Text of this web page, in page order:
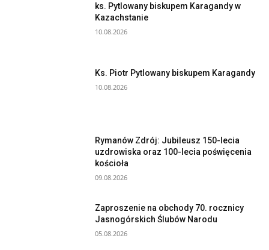
ks. Pytlowany biskupem Karagandy w
Kazachstanie
10.08.2026
Ks. Piotr Pytlowany biskupem Karagandy
10.08.2026
Rymanów Zdrój: Jubileusz 150-lecia
uzdrowiska oraz 100-lecia poświęcenia
kościoła
09.08.2026
Zaproszenie na obchody 70. rocznicy
Jasnogórskich Ślubów Narodu
05.08.2026